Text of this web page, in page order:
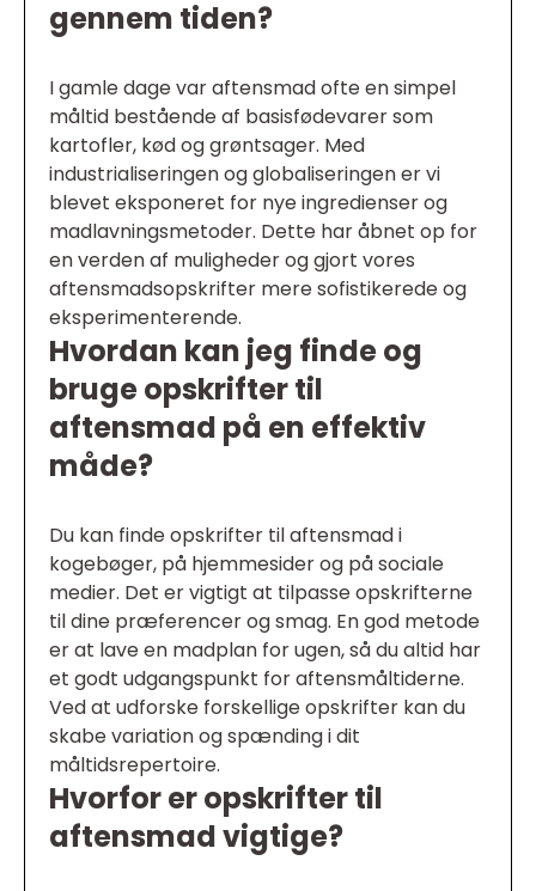
gennem tiden?
I gamle dage var aftensmad ofte en simpel
måltid bestående af basisfødevarer som
kartofler, kød og grøntsager. Med
industrialiseringen og globaliseringen er vi
blevet eksponeret for nye ingredienser og
madlavningsmetoder. Dette har åbnet op for
en verden af muligheder og gjort vores
aftensmadsopskrifter mere sofistikerede og
eksperimenterende.
Hvordan kan jeg finde og
bruge opskrifter til
aftensmad på en effektiv
måde?
Du kan finde opskrifter til aftensmad i
kogebøger, på hjemmesider og på sociale
medier. Det er vigtigt at tilpasse opskrifterne
til dine præferencer og smag. En god metode
er at lave en madplan for ugen, så du altid har
et godt udgangspunkt for aftensmåltiderne.
Ved at udforske forskellige opskrifter kan du
skabe variation og spænding i dit
måltidsrepertoire.
Hvorfor er opskrifter til
aftensmad vigtige?